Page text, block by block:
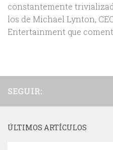
constantemente
los de Michael Lynton,
Entertainment que
SEGUIR:
ÚLTIMOS ARTÍCULOS